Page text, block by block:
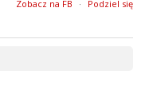
Zobacz na FB · Podziel się